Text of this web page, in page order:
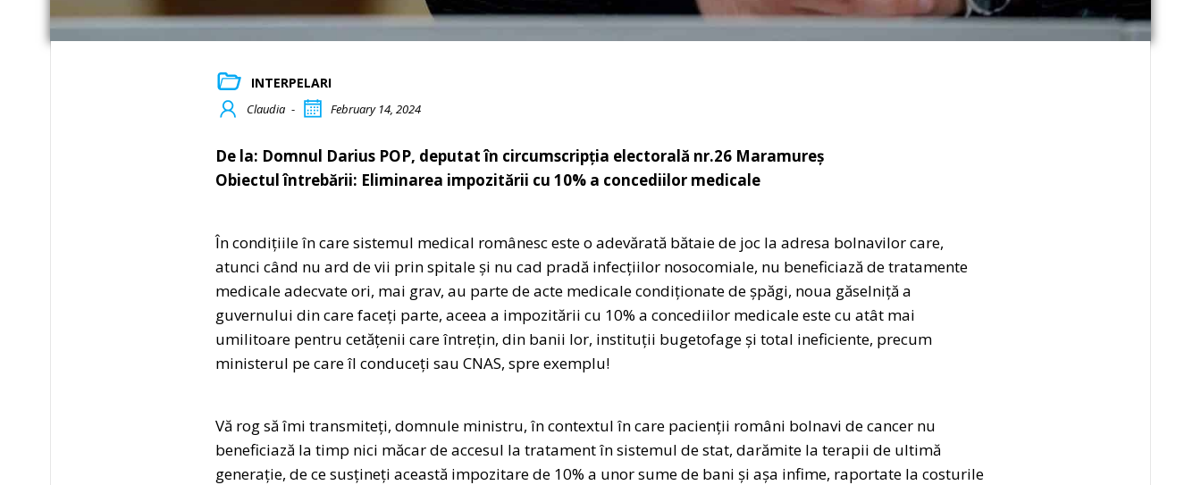
INTERPELARI
Claudia - February 14, 2024
De la: Domnul Darius POP, deputat în circumscripția electorală nr.26 Maramureș
Obiectul întrebării: Eliminarea impozitării cu 10% a concediilor medicale
În condițiile în care sistemul medical românesc este o adevărată bătaie de joc la adresa bolnavilor care,
atunci când nu ard de vii prin spitale și nu cad pradă infecțiilor nosocomiale, nu beneficiază de tratamente
medicale adecvate ori, mai grav, au parte de acte medicale condiționate de șpăgi, noua găselniță a
guvernului din care faceți parte, aceea a impozitării cu 10% a concediilor medicale este cu atât mai
umilitoare pentru cetățenii care întrețin, din banii lor, instituții bugetofage și total ineficiente, precum
ministerul pe care îl conduceți sau CNAS, spre exemplu!
Vă rog să îmi transmiteți, domnule ministru, în contextul în care pacienții români bolnavi de cancer nu
beneficiază la timp nici măcar de accesul la tratament în sistemul de stat, darămite la terapii de ultimă
generație, de ce susțineți această impozitare de 10% a unor sume de bani și așa infime, raportate la costurile